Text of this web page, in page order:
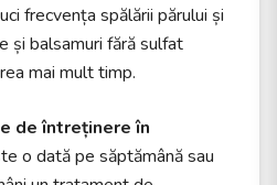
frecvența spălării părului și
și balsamuri fără sulfat
mai mult timp.
de întreținere în
o dată pe săptămână sau